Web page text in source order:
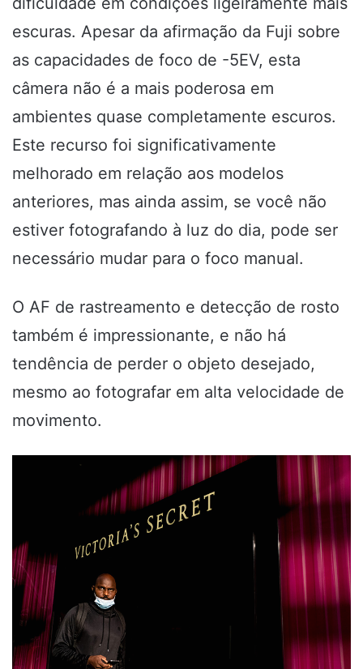
escuras. Apesar da afirmação da Fuji sobre
as capacidades de foco de -5EV, esta
câmera não é a mais poderosa em
ambientes quase completamente escuros.
Este recurso foi significativamente
melhorado em relação aos modelos
anteriores, mas ainda assim, se você não
estiver fotografando à luz do dia, pode ser
necessário mudar para o foco manual.
O AF de rastreamento e detecção de rosto
também é impressionante, e não há
tendência de perder o objeto desejado,
mesmo ao fotografar em alta velocidade de
movimento.